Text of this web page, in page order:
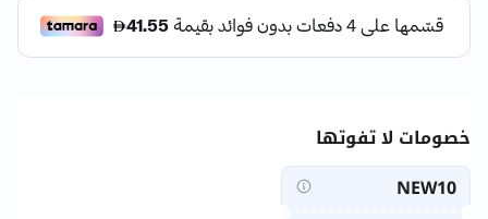
خصومات لا تفوتها
NEW10